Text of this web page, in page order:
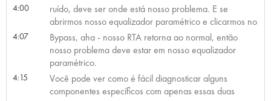
4:00
ruído, deve ser onde está nosso problema. E se
abrirmos nosso equalizador paramétrico e clicarmos no
4:07
Bypass, aha - nosso RTA retorna ao normal, então
nosso problema deve estar em nosso equalizador
paramétrico.
4:15
Você pode ver como é fácil diagnosticar alguns
componentes específicos com apenas essas duas